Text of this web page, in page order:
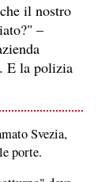
il nostro
–
E la polizia
Svezia,
porte.